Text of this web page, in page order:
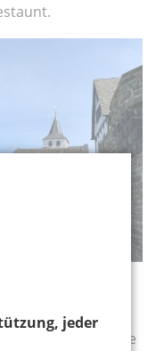
jeder
& Zum
unter die Lupe